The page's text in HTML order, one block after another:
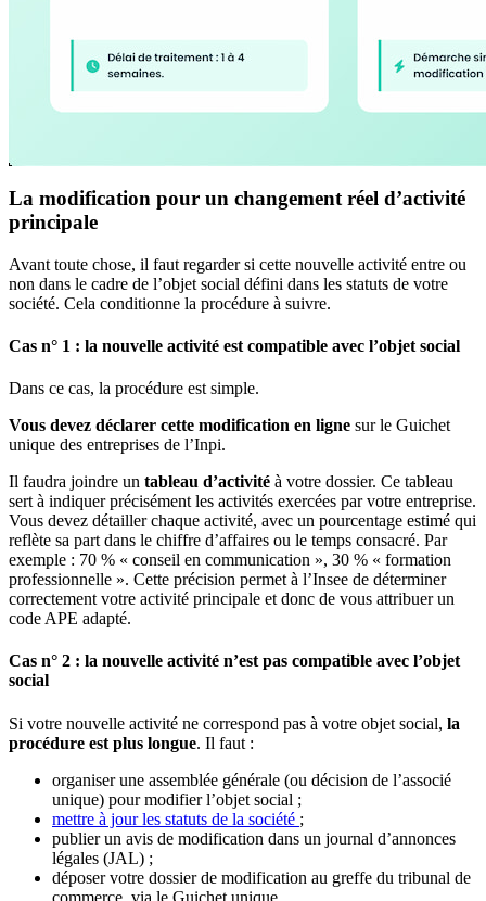
La modification pour un changement réel d’activité
principale
Avant toute chose, il faut regarder si cette nouvelle activité entre ou
non dans le cadre de l’objet social défini dans les statuts de votre
société. Cela conditionne la procédure à suivre.
Cas n° 1 : la nouvelle activité est compatible avec l’objet social
Dans ce cas, la procédure est simple.
Vous devez déclarer cette modification en ligne sur le Guichet
unique des entreprises de l’Inpi.
Il faudra joindre un tableau d’activité à votre dossier. Ce tableau
sert à indiquer précisément les activités exercées par votre entreprise.
Vous devez détailler chaque activité, avec un pourcentage estimé qui
reflète sa part dans le chiffre d’affaires ou le temps consacré. Par
exemple : 70 % « conseil en communication », 30 % « formation
professionnelle ». Cette précision permet à l’Insee de déterminer
correctement votre activité principale et donc de vous attribuer un
code APE adapté.
Cas n° 2 : la nouvelle activité n’est pas compatible avec l’objet
social
Si votre nouvelle activité ne correspond pas à votre objet social, la
procédure est plus longue. Il faut :
organiser une assemblée générale (ou décision de l’associé
unique) pour modifier l’objet social ;
mettre à jour les statuts de la société ;
publier un avis de modification dans un journal d’annonces
légales (JAL) ;
déposer votre dossier de modification au greffe du tribunal de
commerce, via le Guichet unique.